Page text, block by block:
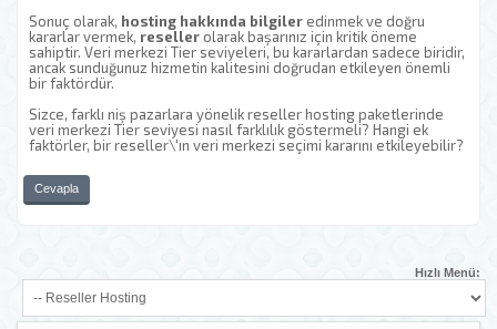
Sonuç olarak, hosting hakkında bilgiler edinmek ve doğru
kararlar vermek, reseller olarak başarınız için kritik öneme
sahiptir. Veri merkezi Tier seviyeleri, bu kararlardan sadece biridir,
ancak sunduğunuz hizmetin kalitesini doğrudan etkileyen önemli
bir faktördür.
Sizce, farklı niş pazarlara yönelik reseller hosting paketlerinde
veri merkezi Tier seviyesi nasıl farklılık göstermeli? Hangi ek
faktörler, bir reseller\'ın veri merkezi seçimi kararını etkileyebilir?
Cevapla
Hızlı Menü: